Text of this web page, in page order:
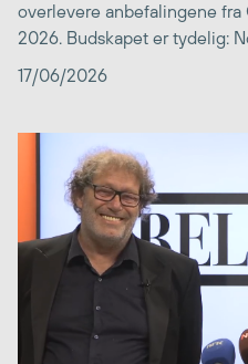
overlevere anbefalingene
2026. Budskapet er tydelig:
17/06/2026